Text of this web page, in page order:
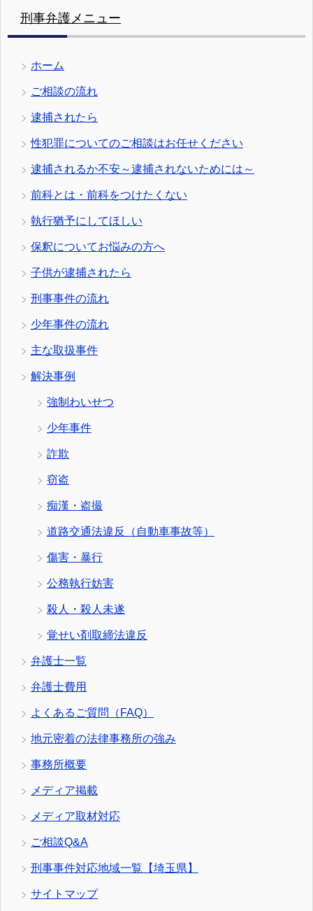
刑事弁護メニュー
ホーム
ご相談の流れ
逮捕されたら
性犯罪についてのご相談はお任せください
逮捕されるか不安～逮捕されないためには～
前科とは・前科をつけたくない
執行猶予にしてほしい
保釈についてお悩みの方へ
子供が逮捕されたら
刑事事件の流れ
少年事件の流れ
主な取扱事件
解決事例
強制わいせつ
少年事件
詐欺
窃盗
痴漢・盗撮
道路交通法違反（自動車事故等）
傷害・暴行
公務執行妨害
殺人・殺人未遂
覚せい剤取締法違反
弁護士一覧
弁護士費用
よくあるご質問（FAQ）
地元密着の法律事務所の強み
事務所概要
メディア掲載
メディア取材対応
ご相談Q&A
刑事事件対応地域一覧【埼玉県】
サイトマップ